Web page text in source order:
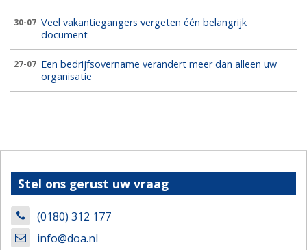
30-07 Veel vakantiegangers vergeten één belangrijk
document
27-07 Een bedrijfsovername verandert meer dan alleen uw
organisatie
Stel ons gerust uw vraag
(0180) 312 177
info@doa.nl